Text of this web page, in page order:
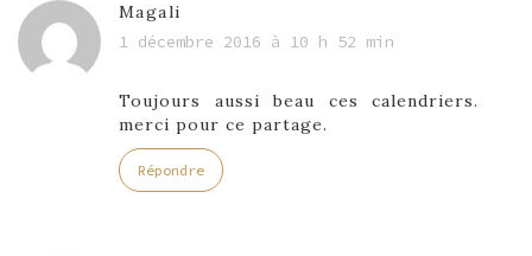
Magali
1 décembre 2016 à 10 h 52 min
Toujours aussi beau ces calendriers.
merci pour ce partage.
Répondre